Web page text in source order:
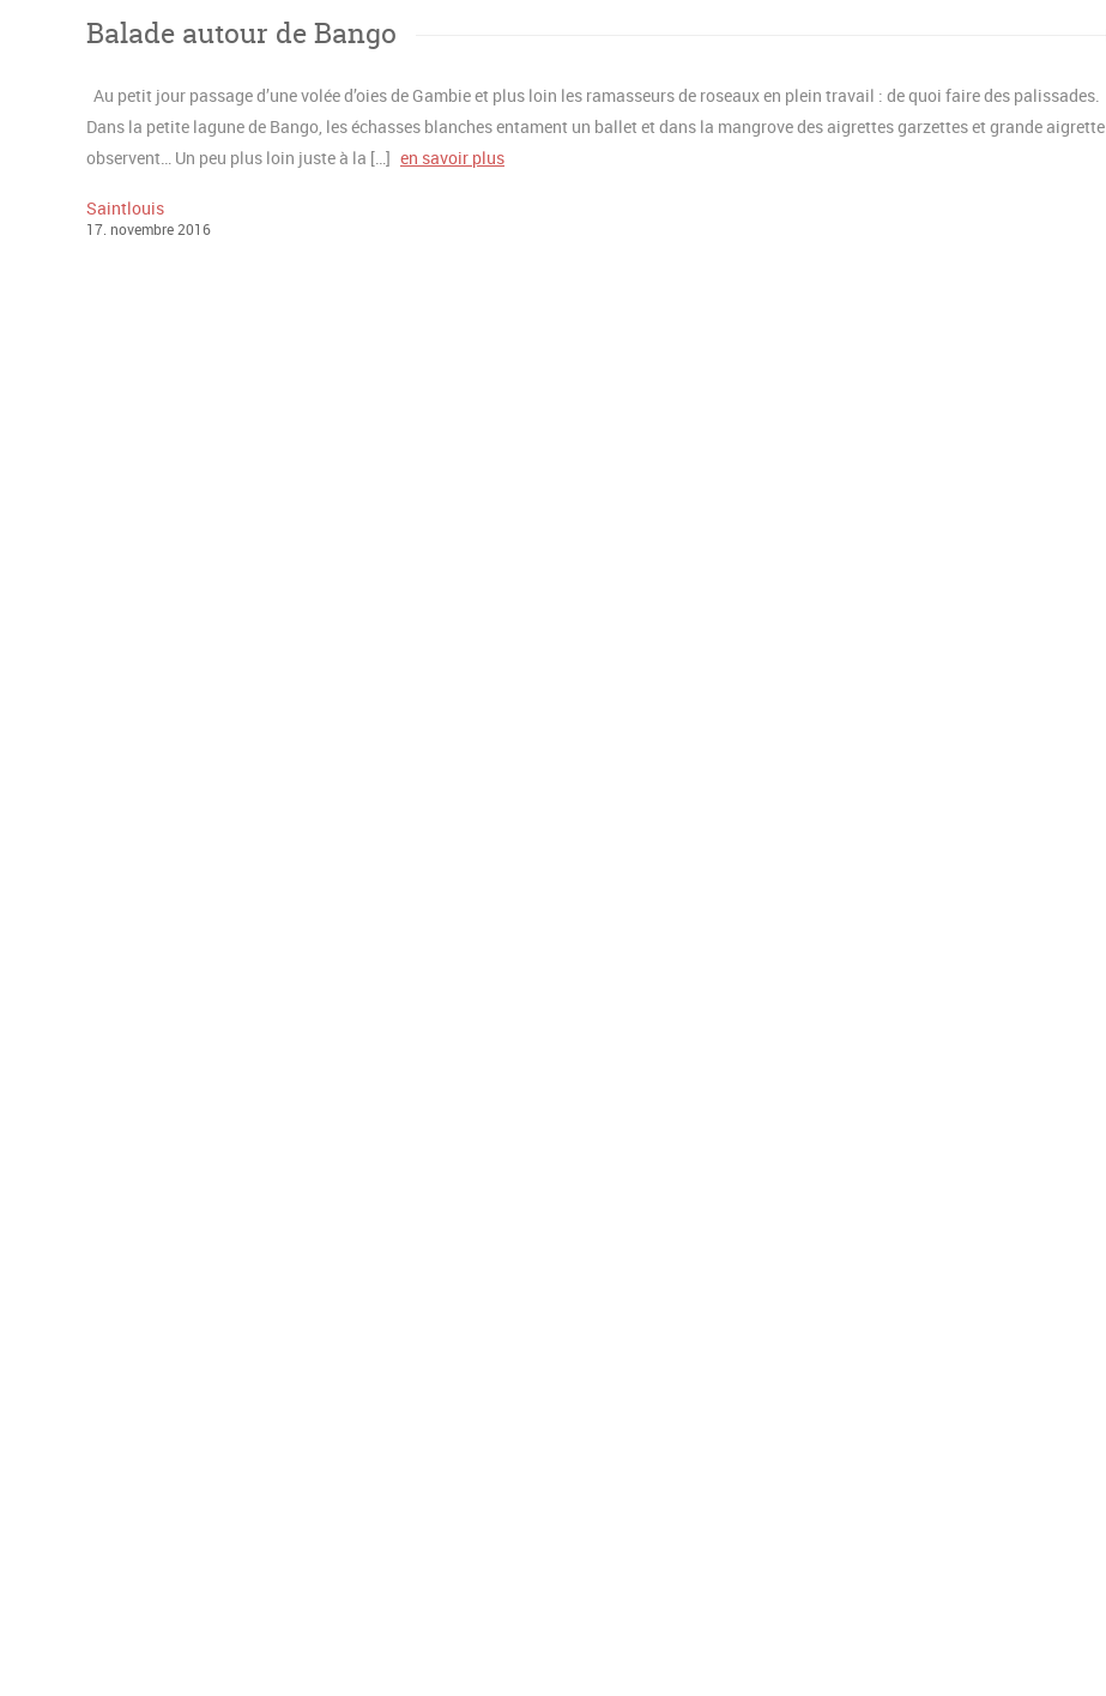
Balade autour de Bango
Au petit jour passage d’une volée d’oies de Gambie et plus loin les ramasseurs de roseaux en plein travail : de quoi faire des palissades.
Dans la petite lagune de Bango, les échasses blanches entament un ballet et dans la mangrove des aigrettes garzettes et grande aigrette
observent… Un peu plus loin juste à la […] en savoir plus
Saintlouis
17 novembre 2016